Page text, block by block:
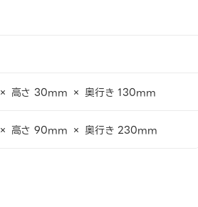
高さ 30mm × 奥行き 130mm
高さ 90mm × 奥行き 230mm